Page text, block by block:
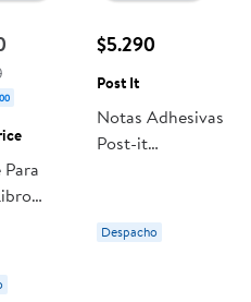
$5.290
Post It
Notas Adhesivas
Post-it
Hojas Post It
Despacho